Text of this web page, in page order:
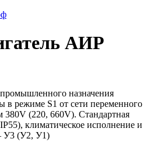
АИР
назначения
в режиме S1 от сети переменного
380V (220, 660V). Стандартная
климатическое исполнение и
У3 (У2, У1)